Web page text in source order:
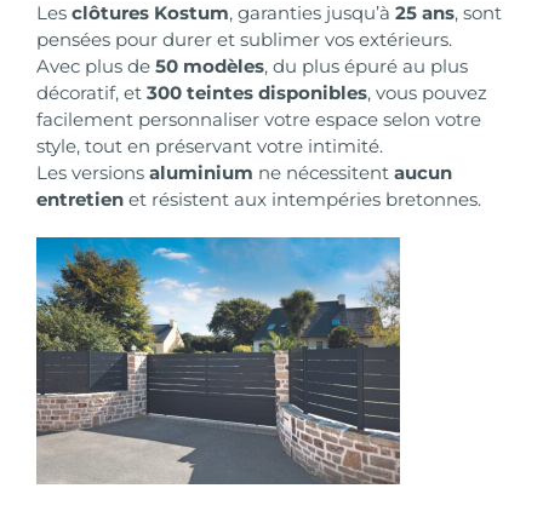
Les clôturesKostum, garanties jusqu’à 25 ans, sont
pensées pour durer et sublimer vos extérieurs.
Avec plus de 50 modèles, du plus épuré au plus
décoratif, et 300 teintes disponibles, vous pouvez
facilement personnaliser votre espace selon votre
style, tout en préservant votre intimité.
Les versions aluminium ne nécessitent aucun
entretienet résistent aux intempéries bretonnes.